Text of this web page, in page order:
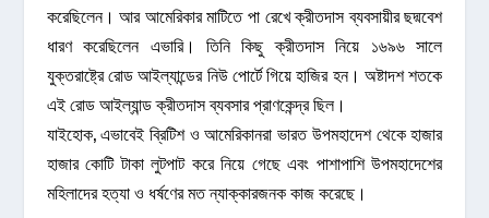
করেছিলেন। আর আমেরিকার মাটিতে পা রেখে ক্রীতদাস ব্যবসায়ীর ছদ্মবেশ
ধারণ করেছিলেন এভারি। তিনি কিছু ক্রীতদাস নিয়ে ১৬৯৬ সালে
যুক্তরাষ্ট্রে রোড আইল্যান্ডের নিউ পোর্টে গিয়ে হাজির হন। অষ্টাদশ শতকে
এই রোড আইল্যান্ড ক্রীতদাস ব্যবসার প্রাণকেন্দ্র ছিল।
যাইহোক, এভাবেই ব্রিটিশ ও আমেরিকানরা ভারত উপমহাদেশ থেকে হাজার
হাজার কোটি টাকা লুটপাট করে নিয়ে গেছে এবং পাশাপাশি উপমহাদেশের
মহিলাদের হত্যা ও ধর্ষণের মত ন্যাক্কারজনক কাজ করেছে।